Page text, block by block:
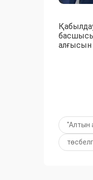
алғысын
"Алтын